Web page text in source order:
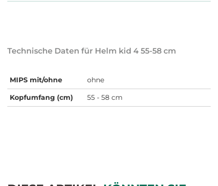
Technische Daten für Helm kid 4 55-58 cm
MIPS mit/ohne
ohne
Kopfumfang (cm)
55 - 58 cm